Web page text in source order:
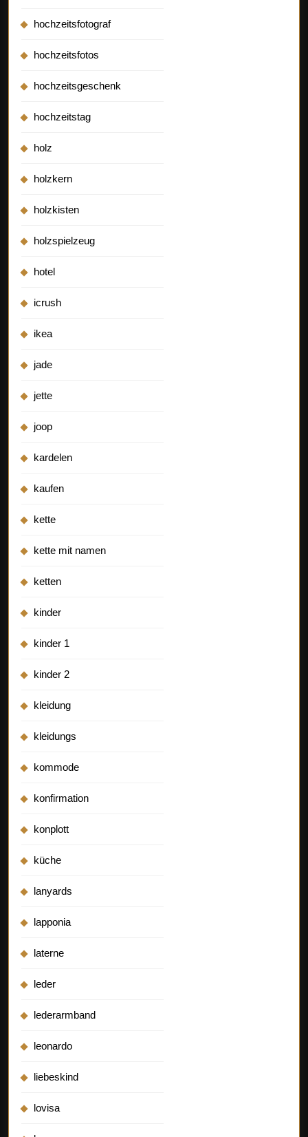
hochzeitsfotograf
hochzeitsfotos
hochzeitsgeschenk
hochzeitstag
holz
holzkern
holzkisten
holzspielzeug
hotel
icrush
ikea
jade
jette
joop
kardelen
kaufen
kette
kette mit namen
ketten
kinder
kinder 1
kinder 2
kleidung
kleidungs
kommode
konfirmation
konplott
küche
lanyards
lapponia
laterne
leder
lederarmband
leonardo
liebeskind
lovisa